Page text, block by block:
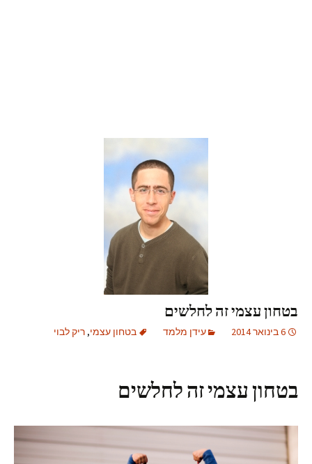
בטחון עצמי זה לחלשים
6 בינואר 2014 עידן מלמד בטחון עצמי, ריק לבוי
בטחון עצמי זה לחלשים